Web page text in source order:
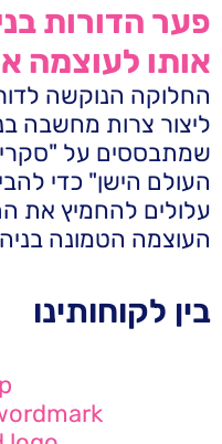
פער הדורות
אותו לעוצמה
ליצור צרות מחשבה
שמתבססים על
העולם הישן" כדי
עלולים להחמיץ את
העוצמה הטמונה
בין לקוחותינו